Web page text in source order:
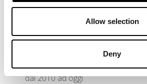
Allow selection
Deny
DEM & mailing
dal 2010 ad oggi